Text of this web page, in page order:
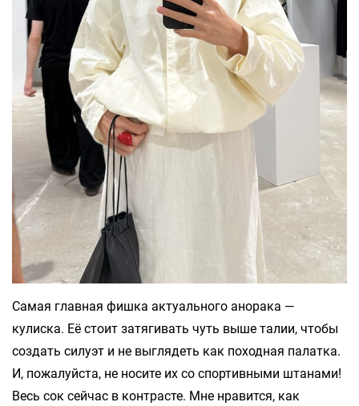
Самая главная фишка актуального анорака —
кулиска. Её стоит затягивать чуть выше талии, чтобы
создать силуэт и не выглядеть как походная палатка.
И, пожалуйста, не носите их со спортивными штанами!
Весь сок сейчас в контрасте. Мне нравится, как